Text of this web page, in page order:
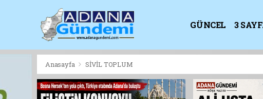
GÜNCEL 3
Anasayfa SİVİL TOPLUM